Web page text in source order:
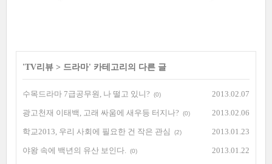
'TV리뷰 > 드라마' 카테고리의 다른 글
수목드라마 7급공무원, 나 떨고 있니? (0) 2013.02.07
광고천재 이태백, 고래 싸움에 새우등 터지나? (0) 2013.02.06
학교2013, 우리 사회에 필요한 건 작은 관심 (2) 2013.01.23
야왕 속에 백년의 유산 보인다. (0) 2013.01.22